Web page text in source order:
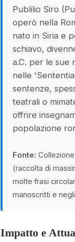
Publilio Siro
operò nella
nato in Siria e
schiavo,
a.C. per le sue
nelle
sentenze,
teatrali o
offrire
popolazione
Fonte:
(raccolta di
molte frasi
manoscritti e
Impatto e